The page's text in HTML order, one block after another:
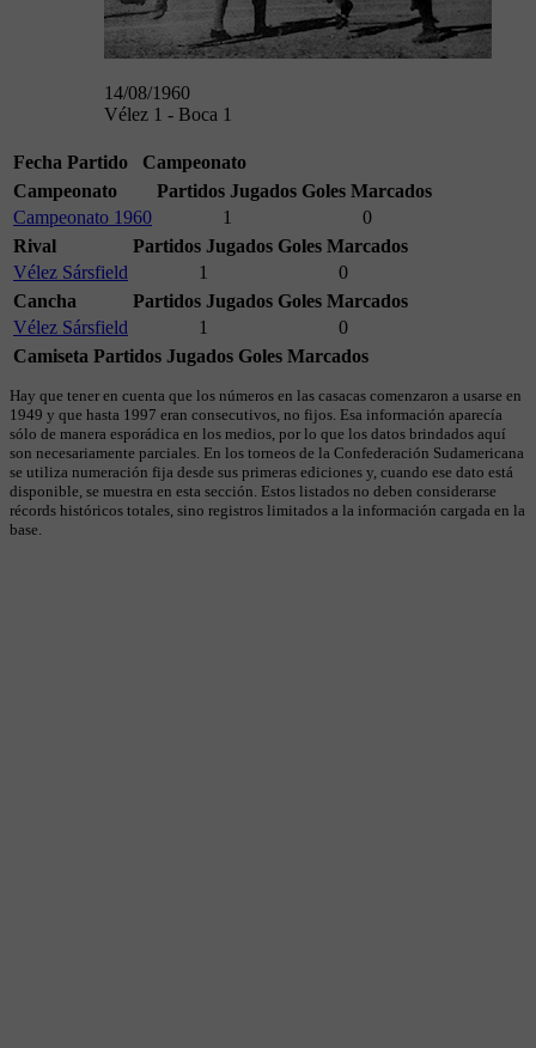
14/08/1960
Vélez 1 - Boca 1
Fecha Partido
Campeonato
Campeonato
Partidos Jugados Goles Marcados
Campeonato 1960
1
0
Rival
Partidos Jugados Goles Marcados
Vélez Sársfield
1
0
Cancha
Partidos Jugados Goles Marcados
Vélez Sársfield
1
0
Camiseta Partidos Jugados Goles Marcados
Hay que tener en cuenta que los números en las casacas comenzaron a usarse en
1949 y que hasta 1997 eran consecutivos, no fijos. Esa información aparecía
sólo de manera esporádica en los medios, por lo que los datos brindados aquí
son necesariamente parciales. En los torneos de la Confederación Sudamericana
se utiliza numeración fija desde sus primeras ediciones y, cuando ese dato está
disponible, se muestra en esta sección. Estos listados no deben considerarse
récords históricos totales, sino registros limitados a la información cargada en la
base.